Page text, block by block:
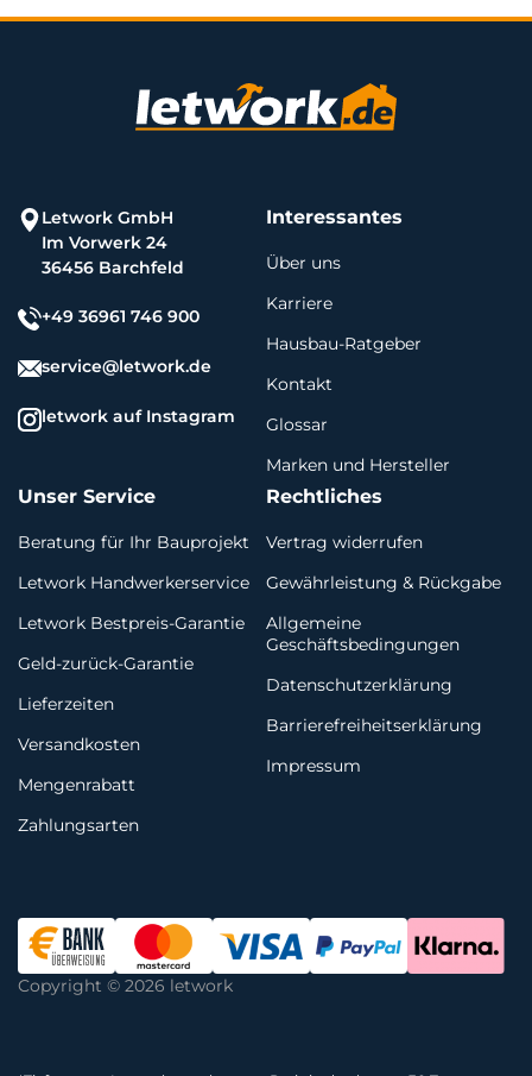
Letwork GmbH
Im Vorwerk 24
36456 Barchfeld
+49 36961 746 900
service@letwork.de
letwork auf Instagram
Interessantes
Über uns
Karriere
Hausbau-Ratgeber
Kontakt
Glossar
Marken und Hersteller
Unser Service
Beratung für Ihr Bauprojekt
Letwork Handwerkerservice
Letwork Bestpreis-Garantie
Geld-zurück-Garantie
Lieferzeiten
Versandkosten
Mengenrabatt
Zahlungsarten
Rechtliches
Vertrag widerrufen
Gewährleistung & Rückgabe
Allgemeine
Geschäftsbedingungen
Datenschutzerklärung
Barrierefreiheitserklärung
Impressum
Copyright © 2026 letwork